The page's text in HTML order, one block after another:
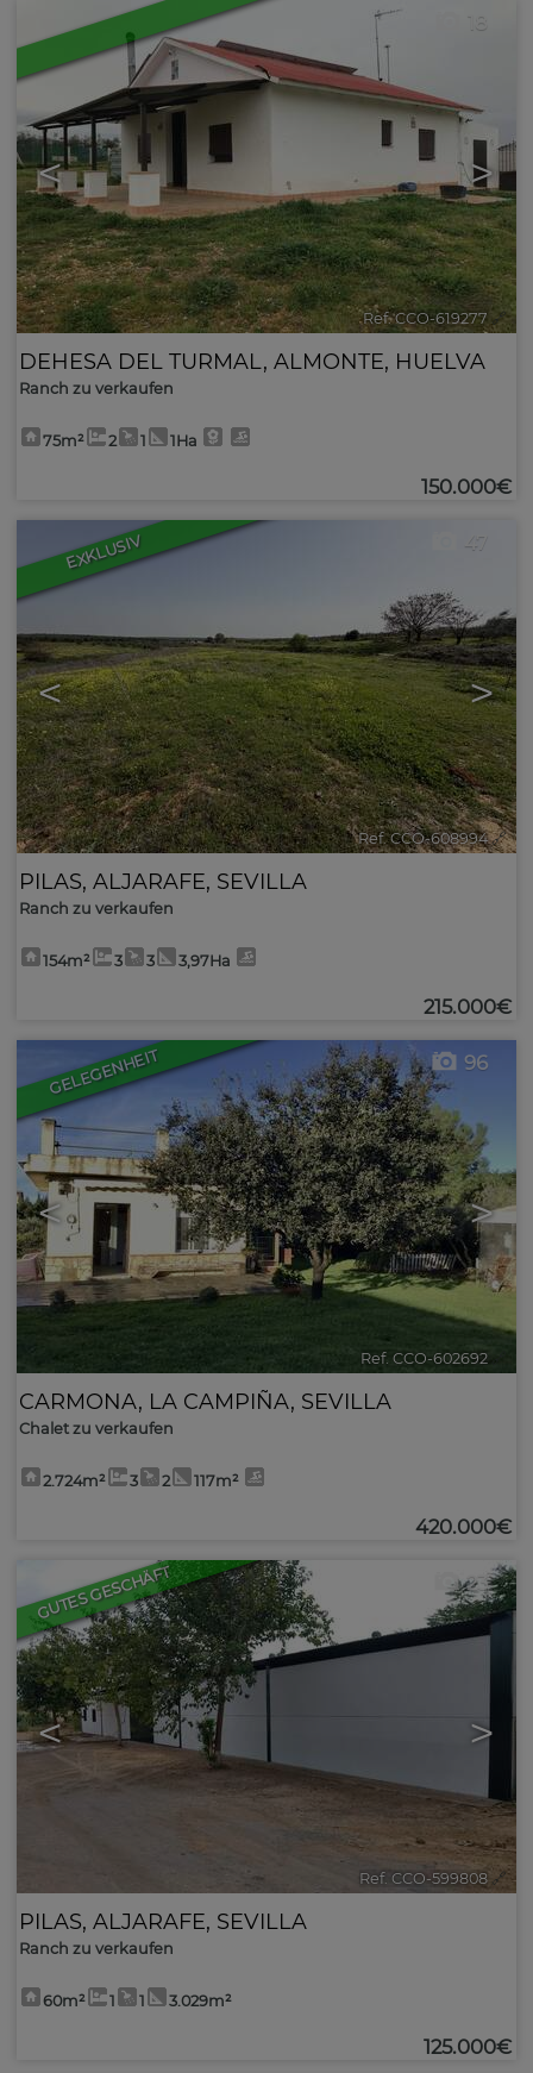
< >
18
Ref. CCO-619277 🔗
DEHESA DEL TURMAL , ALMONTE, HUELVA
Ranch zu verkaufen
75m² 2 1 1Ha
150.000€
EXKLUSIV
< >
47
Ref. CCO-608994 🔗
PILAS, ALJARAFE, SEVILLA
Ranch zu verkaufen
154m² 3 3 3,97Ha
215.000€
GELEGENHEIT
< >
96
Ref. CCO-602692 🔗
CARMONA, LA CAMPIÑA, SEVILLA
Chalet zu verkaufen
2.724m² 3 2 117m²
420.000€
GUTES GESCHÄFT
< >
23
Ref. CCO-599808 🔗
PILAS, ALJARAFE, SEVILLA
Ranch zu verkaufen
60m² 1 1 3.029m²
125.000€